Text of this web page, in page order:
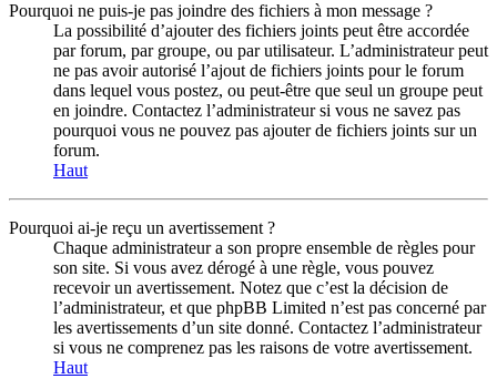
Pourquoi ne puis-je pas joindre des fichiers à mon message ?
La possibilité d’ajouter des fichiers joints peut être accordée
par forum, par groupe, ou par utilisateur. L’administrateur peut
ne pas avoir autorisé l’ajout de fichiers joints pour le forum
dans lequel vous postez, ou peut-être que seul un groupe peut
en joindre. Contactez l’administrateur si vous ne savez pas
pourquoi vous ne pouvez pas ajouter de fichiers joints sur un
forum.
Haut
Pourquoi ai-je reçu un avertissement ?
Chaque administrateur a son propre ensemble de règles pour
son site. Si vous avez dérogé à une règle, vous pouvez
recevoir un avertissement. Notez que c’est la décision de
l’administrateur, et que phpBB Limited n’est pas concerné par
les avertissements d’un site donné. Contactez l’administrateur
si vous ne comprenez pas les raisons de votre avertissement.
Haut